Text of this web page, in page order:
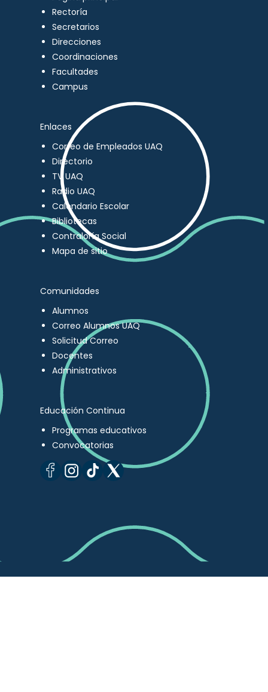
Rectoría
Secretarios
Direcciones
Coordinaciones
Facultades
Campus
Enlaces
Correo de Empleados UAQ
Directorio
TV UAQ
Radio UAQ
Calendario Escolar
Bibliotecas
Contraloría Social
Mapa de sitio
Comunidades
Alumnos
Correo Alumnos UAQ
Solicitud Correo
Docentes
Administrativos
Educación Continua
Programas educativos
Convocatorias